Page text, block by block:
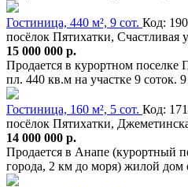
Гостиница, 440 м², 9 сот. Код:
посёлок Пятихатки, Счастливая
15 000 000 р.
Продается в курортном поселке
пл. 440 кв.м на участке 9 соток.
Гостиница, 160 м², 5 сот. Код:
посёлок Пятихатки,
14 000 000 р.
Продается в Анапе (курортный
города, 2 км до моря) жилой дом